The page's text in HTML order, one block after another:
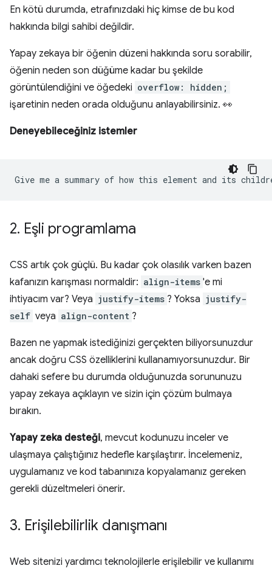
En kötü durumda, etrafınızdaki hiç kimse de bu kod
hakkında bilgi sahibi değildir.
Yapay zekaya bir öğenin düzeni hakkında soru sorabilir,
öğenin neden son düğüme kadar bu şekilde
görüntülendiğini ve öğedeki overflow: hidden;
işaretinin neden orada olduğunu anlayabilirsiniz. 👀
Deneyebileceğiniz istemler
2. Eşli programlama
CSS artık çok güçlü. Bu kadar çok olasılık varken bazen
kafanızın karışması normaldir: align-items 'e mi
ihtiyacım var? Veya justify-items ? Yoksa justify-
self veya align-content ?
Bazen ne yapmak istediğinizi gerçekten biliyorsunuzdur
ancak doğru CSS özelliklerini kullanamıyorsunuzdur. Bir
dahaki sefere bu durumda olduğunuzda sorununuzu
yapay zekaya açıklayın ve sizin için çözüm bulmaya
bırakın.
Yapay zeka desteği, mevcut kodunuzu inceler ve
ulaşmaya çalıştığınız hedefle karşılaştırır. İncelemeniz,
uygulamanız ve kod tabanınıza kopyalamanız gereken
gerekli düzeltmeleri önerir.
3. Erişilebilirlik danışmanı
Web sitenizi yardımcı teknolojilerle erişilebilir ve kullanımı